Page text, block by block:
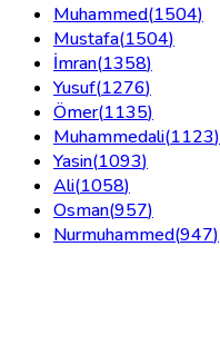
Muhammed(1504)
Mustafa(1504)
İmran(1358)
Yusuf(1276)
Ömer(1135)
Muhammedali(1123)
Yasin(1093)
Ali(1058)
Osman(957)
Nurmuhammed(947)